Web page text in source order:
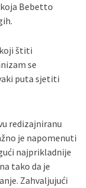
Bebetto
štiti
se
puta sjetiti
redizajniranu
je napomenuti
najprikladnije
tako da je
Zahvaljujući